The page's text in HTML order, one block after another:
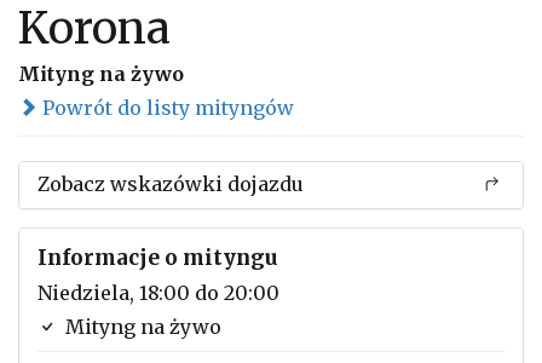
Korona
Mityng na żywo
Powrót do listy mityngów
Zobacz wskazówki dojazdu
Informacje o mityngu
Niedziela, 18:00 do 20:00
Mityng na żywo